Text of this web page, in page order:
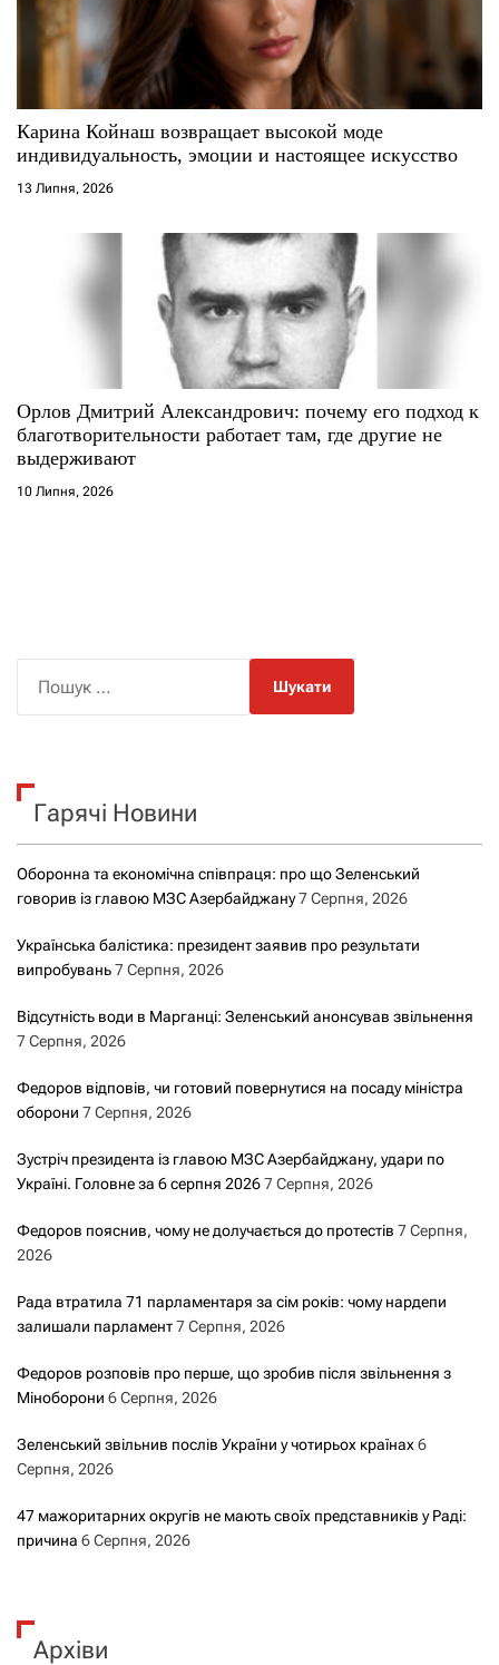
Карина Койнаш возвращает высокой моде
индивидуальность, эмоции и настоящее искусство
13 Липня, 2026
Орлов Дмитрий Александрович: почему его подход к
благотворительности работает там, где другие не
выдерживают
10 Липня, 2026
к
Гарячі Новини
Оборонна та економічна співпраця: про що Зеленський
говорив із главою МЗС Азербайджану7 Серпня, 2026
Українська балістика: президент заявив про результати
випробувань7 Серпня, 2026
Відсутність води в Марганці: Зеленський анонсував звільнення
7 Серпня, 2026
Федоров відповів, чи готовий повернутися на посаду міністра
оборони 7 Серпня, 2026
Зустріч президента із главою МЗС Азербайджану, удари по
Україні. Головне за 6 серпня 20267 Серпня, 2026
Федоров пояснив, чому не долучається до протестів 7 Серпня,
2026
Рада втратила 71 парламентаря за сім років: чому нардепи
залишали парламент7 Серпня, 2026
Федоров розповів про перше, що зробив після звільнення з
Міноборони 6 Серпня, 2026
Зеленський звільнив послів України у чотирьох країнах 6
Серпня, 2026
47 мажоритарних округів не мають своїх представників у Раді:
причина 6 Серпня, 2026
Архіви